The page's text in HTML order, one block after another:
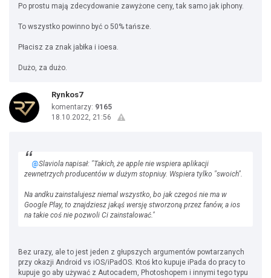
Po prostu mają zdecydowanie zawyżone ceny, tak samo jak iphony.
To wszystko powinno być o 50% tańsze.
Płacisz za znak jabłka i ioesa.
Dużo, za dużo.
Rynkos7
komentarzy: 9165
18.10.2022, 21:56
@Slaviola napisał: "Takich, że apple nie wspiera aplikacji
zewnetrzych producentów w dużym stopniuy. Wspiera tylko "swoich".
Na andku zainstalujesz niemal wszystko, bo jak czegoś nie ma w
Google Play, to znajdziesz jakąś wersję stworzoną przez fanów, a ios
na takie coś nie pozwoli Ci zainstalować."
Bez urazy, ale to jest jeden z głupszych argumentów powtarzanych
przy okazji Android vs iOS/iPadOS. Ktoś kto kupuje iPada do pracy to
kupuje go aby używać z Autocadem, Photoshopem i innymi tego typu